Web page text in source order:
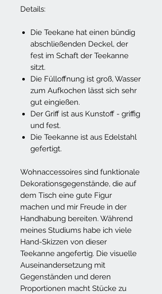
Details:
Die Teekane hat einen bündig
abschließenden Deckel, der
fest im Schaft der Teekanne
sitzt.
Die Fülloffnung ist groß, Wasser
zum Aufkochen lässt sich sehr
gut eingießen.
Der Griff ist aus Kunstoff - griffig
und fest.
Die Teekanne ist aus Edelstahl
gefertigt.
Wohnaccessoires sind funktionale
Dekorationsgegenstände, die auf
dem Tisch eine gute Figur
machen und mir Freude in der
Handhabung bereiten. Während
meines Studiums habe ich viele
Hand-Skizzen von dieser
Teekanne angefertig. Die visuelle
Auseinandersetzung mit
Gegenständen und deren
Proportionen macht Stücke zu